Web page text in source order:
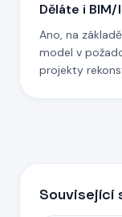
Děláte i
Ano, na
model v
projekty
Související